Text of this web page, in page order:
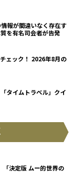
報が間違いなく存在す
を有名司会者が告発
ェック！ 2026年8月の
タイムトラベル」クイ
決定版 ムー的世界の